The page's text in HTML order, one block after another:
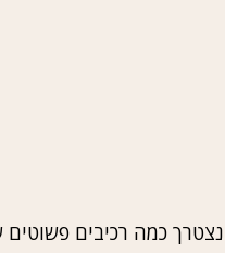
כמה רכיבים פשוטים